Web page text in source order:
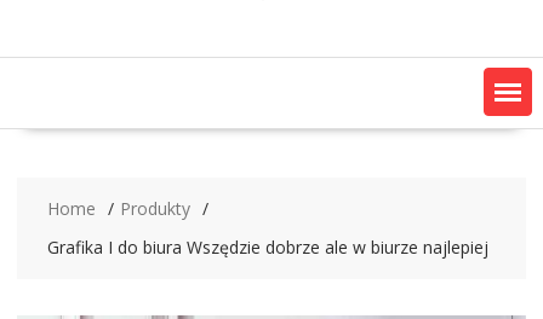
Home
Produkty
Grafika I do biura Wszędzie dobrze ale w biurze najlepiej